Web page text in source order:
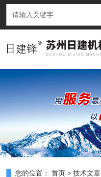
您的位置： 首页 >技术文章